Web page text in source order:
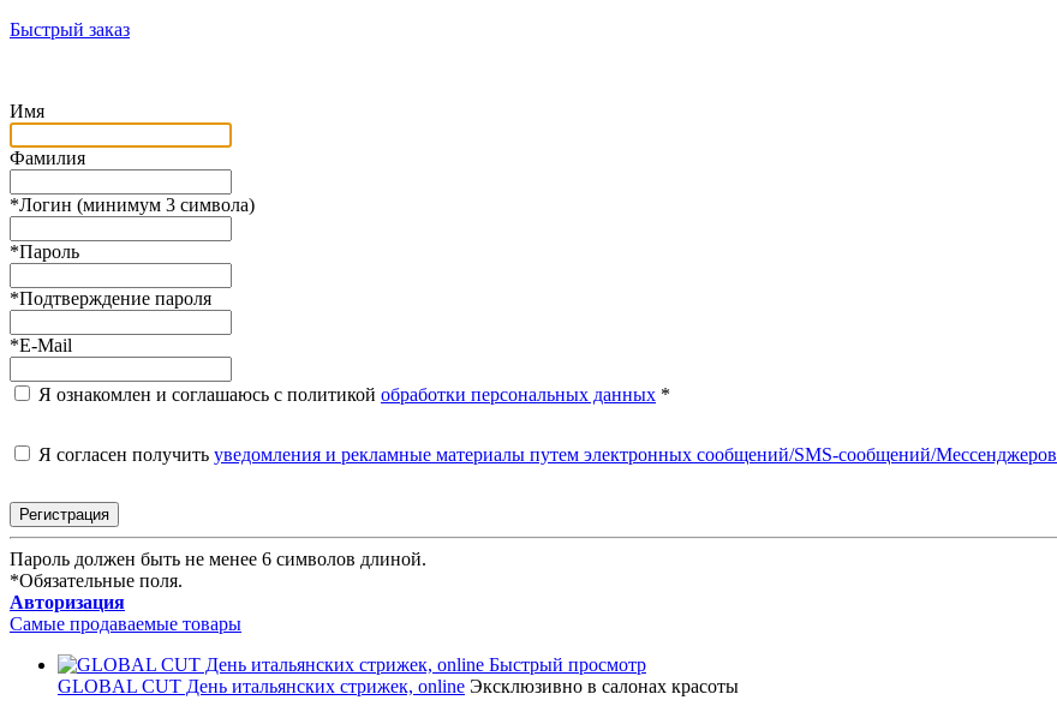
Быстрый заказ
Имя
Фамилия
*Логин (минимум 3 символа)
*Пароль
*Подтверждение пароля
*E-Mail
Я ознакомлен и соглашаюсь с политикой обработки персональных данных *
Я согласен получить уведомления и рекламные материалы путем электронных сообщений/SMS-сообщений/Мессенджеров
Пароль должен быть не менее 6 символов длиной.
*Обязательные поля.
Авторизация
Самые продаваемые товары
Быстрый просмотр
GLOBAL CUT День итальянских стрижек, online Эксклюзивно в салонах красоты